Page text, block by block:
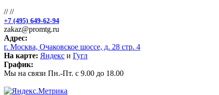
////
+7 (495) 649-62-94
zakaz@promtg.ru
Адрес:
г. Москва, Очаковское шоссе, д. 28 стр. 4
На карте: Яндекс и Гугл
График:
Мы на связи Пн.-Пт. с 9.00 до 18.00